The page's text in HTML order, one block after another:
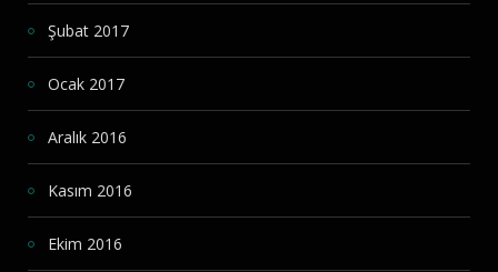
Şubat 2017
Ocak 2017
Aralık 2016
Kasım 2016
Ekim 2016